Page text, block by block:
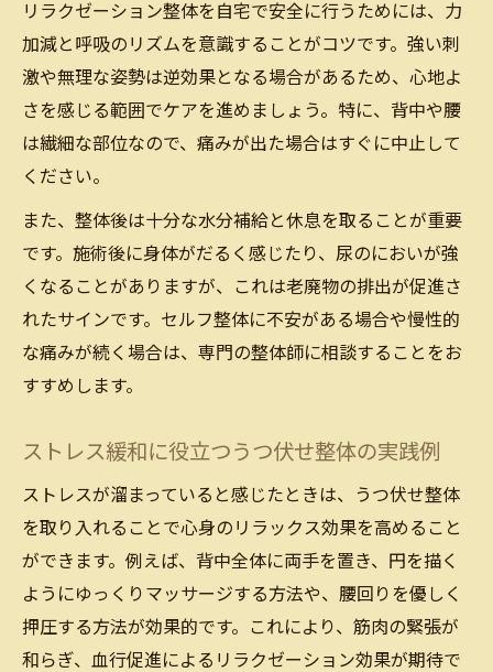
リラクゼーション整体を自宅で安全に行うためには、力
加減と呼吸のリズムを意識することがコツです。強い刺
激や無理な姿勢は逆効果となる場合があるため、心地よ
さを感じる範囲でケアを進めましょう。特に、背中や腰
は繊細な部位なので、痛みが出た場合はすぐに中止して
ください。
また、整体後は十分な水分補給と休息を取ることが重要
です。施術後に身体がだるく感じたり、尿のにおいが強
くなることがありますが、これは老廃物の排出が促進さ
れたサインです。セルフ整体に不安がある場合や慢性的
な痛みが続く場合は、専門の整体師に相談することをお
すすめします。
ストレス緩和に役立つうつ伏せ整体の実践例
ストレスが溜まっていると感じたときは、うつ伏せ整体
を取り入れることで心身のリラックス効果を高めること
ができます。例えば、背中全体に両手を置き、円を描く
ようにゆっくりマッサージする方法や、腰回りを優しく
押圧する方法が効果的です。これにより、筋肉の緊張が
和らぎ、血行促進によるリラクゼーション効果が期待で